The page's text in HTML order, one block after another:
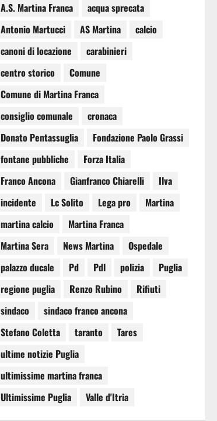
A.S. Martina Franca
acqua sprecata
Antonio Martucci
AS Martina
calcio
canoni di locazione
carabinieri
centro storico
Comune
Comune di Martina Franca
consiglio comunale
cronaca
Donato Pentassuglia
Fondazione Paolo Grassi
fontane pubbliche
Forza Italia
Franco Ancona
Gianfranco Chiarelli
Ilva
incidente
Lc Solito Lega pro
Martina
martina calcio
Martina Franca
Martina Sera
News Martina
Ospedale
palazzo ducale
Pd Pdl polizia
Puglia
regione puglia
Renzo Rubino
Rifiuti
sindaco
sindaco franco ancona
Stefano Coletta
taranto
Tares
ultime notizie Puglia
ultimissime martina franca
Ultimissime Puglia
Valle d'Itria